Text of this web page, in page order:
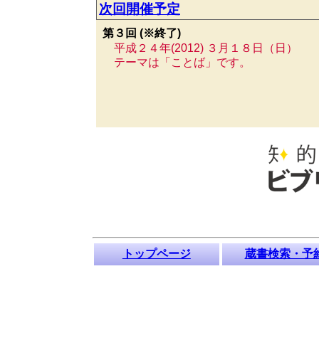
次回開催予定
第３回 (※終了)
平成２４年(2012) ３月１８日（日）
テーマは「ことば」です。
トップページ 蔵書検索・予